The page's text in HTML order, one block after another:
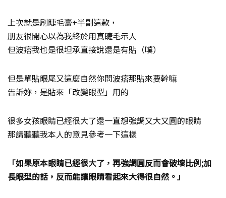
上次就是刷睫毛膏+半副這款，
朋友很開心以為我終於用真睫毛示人
但波痞我也是很坦承直接說還是有貼（噗）
但是單貼眼尾又這麼自然你問波痞那貼來要幹嘛
告訴妳，是貼來「改變眼型」用的
很多女孩眼睛已經很大了還一直想強調又大又圓的眼睛
那請聽聽我本人的意見參考一下這樣
「如果原本眼睛已經很大了，再強調圓反而會破壞比例;加
長眼型的話，反而能讓眼睛看起來大得很自然。」